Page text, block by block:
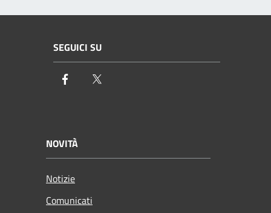
SEGUICI SU
Facebook
NOVITÀ
Notizie
Comunicati